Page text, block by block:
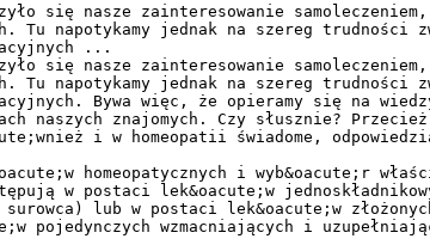
się nasze zainteresowanie
Tu napotykamy jednak na szereg trudności
...
się nasze zainteresowanie
Tu napotykamy jednak na szereg trudności
Bywa więc, że opieramy się na
naszych znajomych. Czy słusznie?
i w homeopatii świadome,
homeopatycznych i wyb&oacute;r
w postaci lek&oacute;w
lub w postaci lek&oacute;w
pojedynczych wzmacniających i